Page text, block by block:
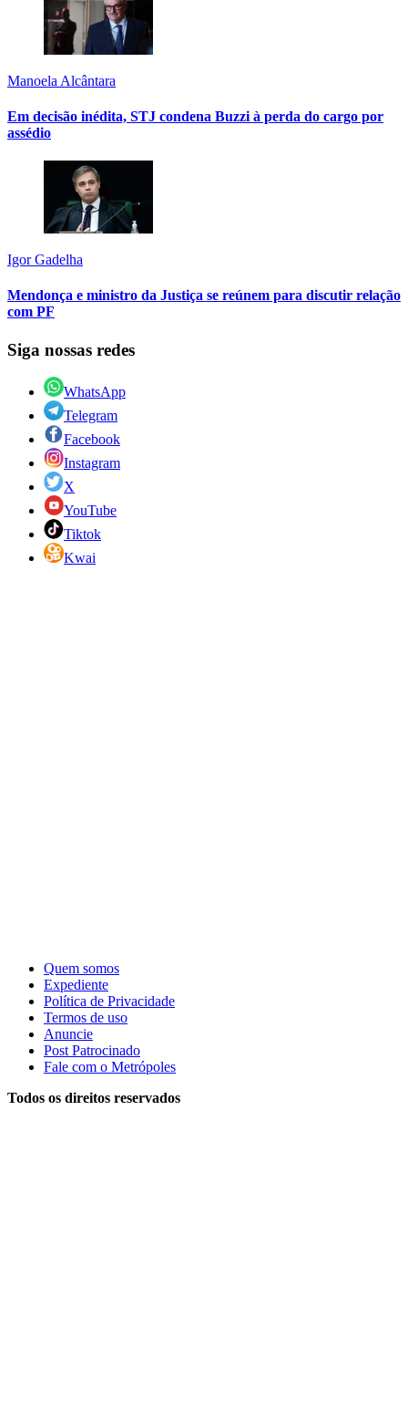
Manoela Alcântara
Em decisão inédita, STJ condena Buzzi à perda do cargo por
assédio
Igor Gadelha
Mendonça e ministro da Justiça se reúnem para discutir relação
com PF
Siga nossas redes
WhatsApp
Telegram
Facebook
Instagram
X
YouTube
Tiktok
Kwai
Quem somos
Expediente
Política de Privacidade
Termos de uso
Anuncie
Post Patrocinado
Fale com o Metrópoles
Todos os direitos reservados